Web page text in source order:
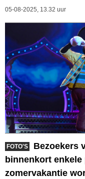
05-08-2025, 13.32 uur
FOTO'S
Bezoekers
binnenkort
zomervakantie